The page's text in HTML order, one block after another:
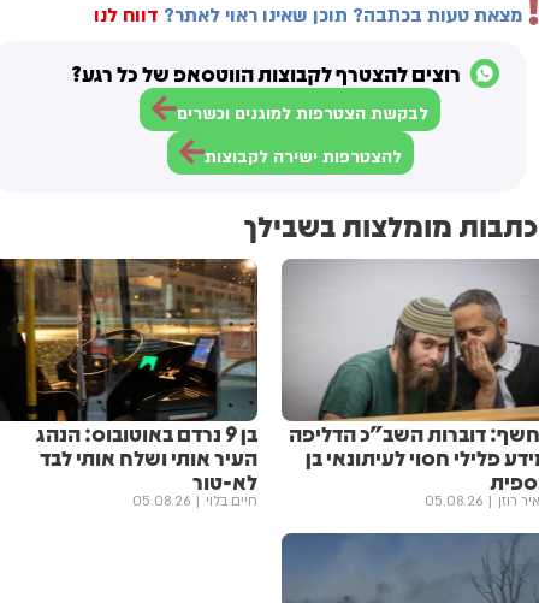
מצאת טעות בכתבה? תוכן שאינו ראוי לאתר? דווח לנו
רוצים להצטרף לקבוצות הווטסאפ של כל רגע?
לבקשת הצטרפות למוגנים וכשרים
להצטרפות ישירה לקבוצות
כתבות מומלצות בשבילך
דוברות השב"כ הדליפה
פלילי חסוי לעיתונאי בן
רוזן 05.08.26
בן 9 נרדם באוטובוס: הנהג
העיר אותי ושלח אותי לבד
לא-טור
חיים בלוי 05.08.26